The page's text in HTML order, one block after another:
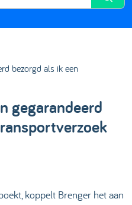
bezorgd als ik een
gegarandeerd
koppelt Brenger het aan